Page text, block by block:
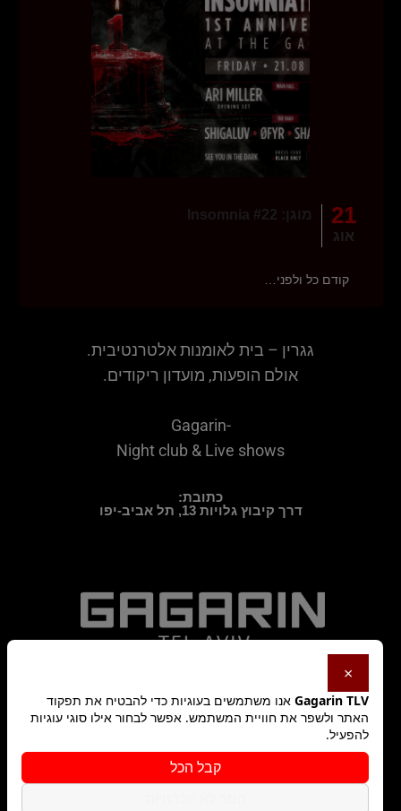
21
אוג
מוגן: Insomnia #22
קודם כל ולפני…
גגרין – בית לאומנות אלטרנטיבית.
אולם הופעות, מועדון ריקודים.
Gagarin-
Night club & Live shows
כתובת:
דרך קיבוץ גלויות 13, תל אביב-יפו
מדיניות פרטיות
×
Gagarin TLV אנו משתמשים בעוגיות כדי להבטיח את תפקוד
האתר ולשפר את חוויית המשתמש. אפשר לבחור אילו סוגי עוגיות
להפעיל.
קבל הכל